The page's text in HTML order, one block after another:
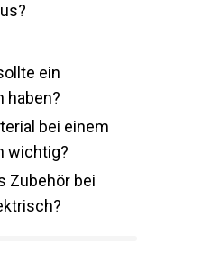
ein
haben?
bei einem
wichtig?
Zubehör bei